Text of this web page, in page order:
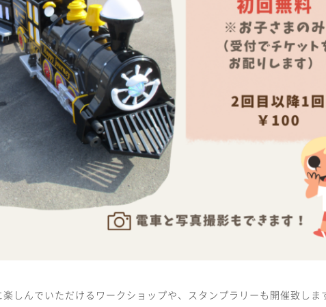
楽しんでいただけるワークショップや、スタンプラリーも開催致しま